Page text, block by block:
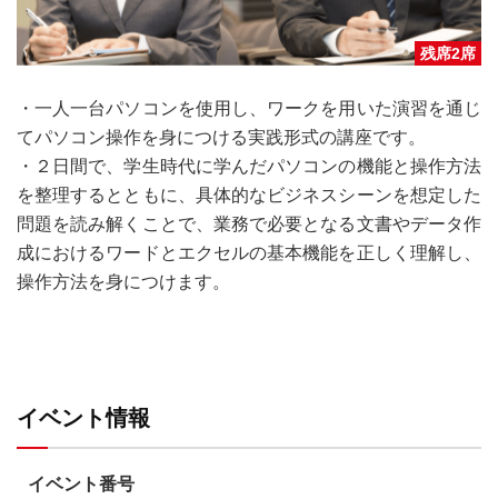
残席2席
・一人一台パソコンを使用し、ワークを用いた演習を通じ
てパソコン操作を身につける実践形式の講座です。
・２日間で、学生時代に学んだパソコンの機能と操作方法
を整理するとともに、具体的なビジネスシーンを想定した
問題を読み解くことで、業務で必要となる文書やデータ作
成におけるワードとエクセルの基本機能を正しく理解し、
操作方法を身につけます。
イベント情報
イベント番号